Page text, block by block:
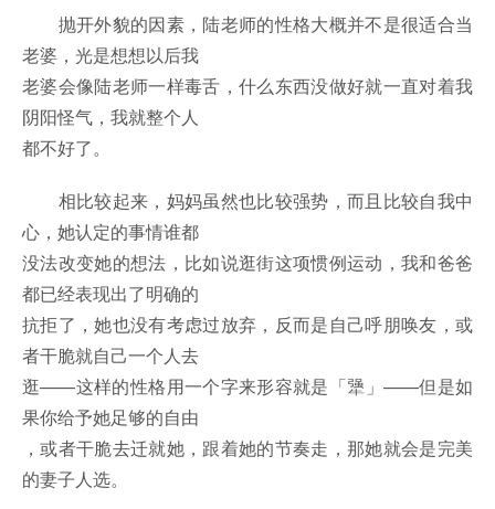
抛开外貌的因素，陆老师的性格大概并不是很适合当
老婆，光是想想以后我
老婆会像陆老师一样毒舌，什么东西没做好就一直对着我
阴阳怪气，我就整个人
都不好了。
相比较起来，妈妈虽然也比较强势，而且比较自我中
心，她认定的事情谁都
没法改变她的想法，比如说逛街这项惯例运动，我和爸爸
都已经表现出了明确的
抗拒了，她也没有考虑过放弃，反而是自己呼朋唤友，或
者干脆就自己一个人去
逛——这样的性格用一个字来形容就是「犟」——但是如
果你给予她足够的自由
，或者干脆去迁就她，跟着她的节奏走，那她就会是完美
的妻子人选。